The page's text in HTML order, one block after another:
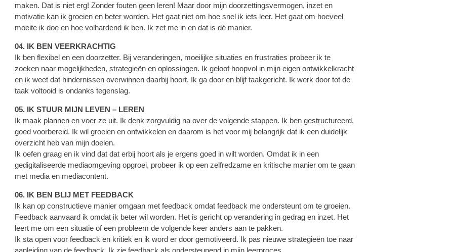
maken. Dat is niet erg! Zonder fouten geen leren! Maar door mijn doorzettingsvermogen, inzet en
motivatie kan ik groeien en beter worden. Het gaat niet om hoe snel ik iets leer. Het gaat om hoeveel
moeite ik doe en hoe volhardend ik ben. Ik zet me in en dat is dé manier.
04. IK BEN VEERKRACHTIG
Ik ben flexibel en een doorzetter. Bij veranderingen, moeilijke situaties en frustraties probeer ik te
zoeken naar mogelijkheden, strategieën en oplossingen. Ik geloof hoopvol in mijn eigen ontwikkelkracht
en ik weet dat hindernissen overwinnen daarbij hoort. Ik ga door en blijf taakgericht. Ik werk door tot de
taak voltooid is ondanks tegenslag.
05. IK STUUR MIJN LEVEN – LEREN
Ik maak plannen en voer ze uit. Ik denk zorgvuldig na over de volgende stappen. Ik ben gestructureerd,
goed voorbereid. Ik wil groeien en ontwikkelen en daarom is het voor mij belangrijk dat ik een duidelijk
overzicht heb van mijn doelen.
Ik oefen graag en ik vind dat dat erbij hoort als je ergens goed in wilt worden. Omdat ik in een
gedigitaliseerde mediaomgeving opgroei, probeer ik op een zelfredzame en kritische manier om te gaan
met media en mediacontent.
06. IK BEN BLIJ MET FEEDBACK
Ik kan op constructieve manier omgaan met feedback omdat feedback me ondersteunt om te groeien.
Feedback aanvaard ik omdat ik beter wil worden. Het is gericht op verandering in gedrag en inzet. Het
leert me om een situatie of een probleem de volgende keer anders aan te pakken.
Ik sta open voor feedback en kritiek en ik word er door gemotiveerd. Ik pas nieuwe strategieën toe naar
aanleiding van de feedback. Ik zie feedback als ondersteunend in mijn leerproces.